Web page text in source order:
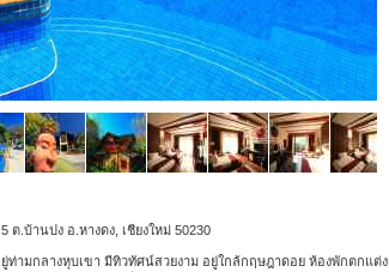
ต.บ้านปง อ.หางดง, เชียงใหม่ 50230
ท่ามกลางหุบเขา มีทิวทัศน์สวยงาม อยู่ใกล้กฤษฎาดอย ห้องพักตกแต่ง